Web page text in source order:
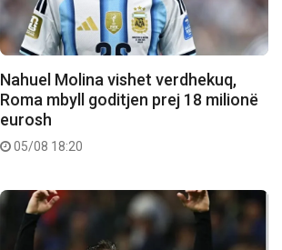
Nahuel Molina vishet verdhekuq,
Roma mbyll goditjen prej 18 milionë
eurosh
05/08 18:20